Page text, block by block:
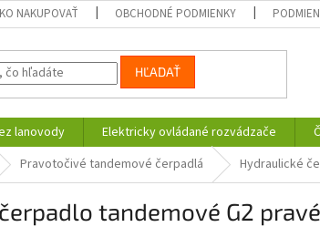
NAKUPOVAŤ OBCHODNÉ PODMIENKY
HĽADAŤ
lanovody Elektricky ovládané rozvádzače
Pravotočivé tandemové čerpadlá Hydraulické
tandemové G2